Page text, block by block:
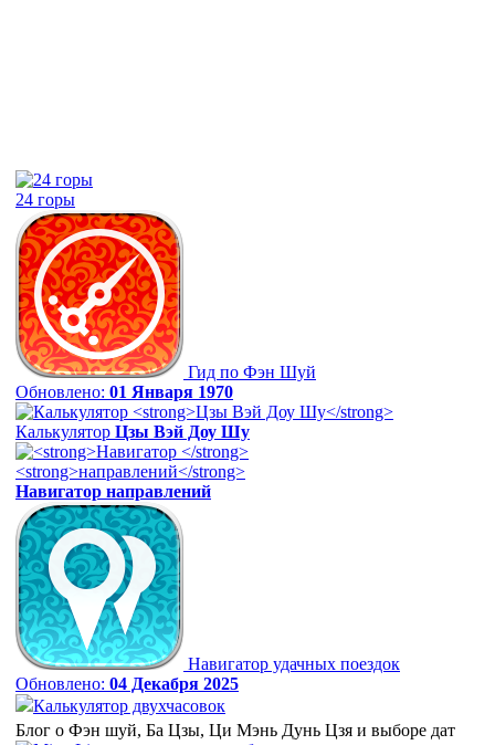
24 горы
Гид по Фэн Шуй
Обновлено: 01 Января 1970
Калькулятор Цзы Вэй Доу Шу
Навигатор направлений
Навигатор удачных поездок
Обновлено: 04 Декабря 2025
Калькулятор двухчасовок
Блог о Фэн шуй, Ба Цзы, Ци Мэнь Дунь Цзя и выборе дат